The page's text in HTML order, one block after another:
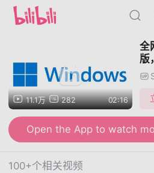
11.1万 282 02:16
全
版
Open the App to watch
100+个相关视频